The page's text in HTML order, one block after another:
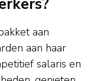
aan
aan haar
salaris en